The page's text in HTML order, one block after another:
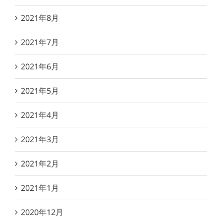
2021年8月
2021年7月
2021年6月
2021年5月
2021年4月
2021年3月
2021年2月
2021年1月
2020年12月